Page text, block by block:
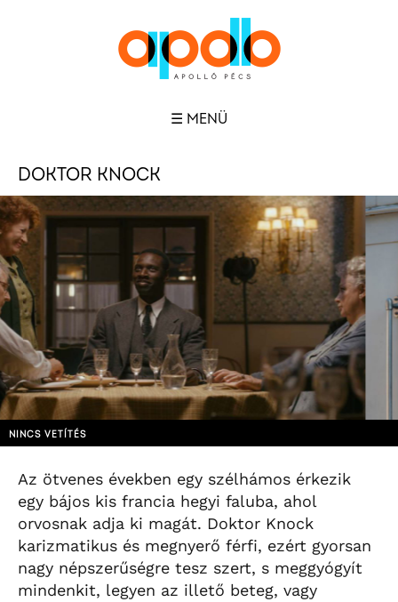
☰ MENÜ
DOKTOR KNOCK
NINCS VETÍTÉS
Az ötvenes években egy szélhámos érkezik
egy bájos kis francia hegyi faluba, ahol
orvosnak adja ki magát. Doktor Knock
karizmatikus és megnyerő férfi, ezért gyorsan
nagy népszerűségre tesz szert, s meggyógyít
mindenkit, legyen az illető beteg, vagy